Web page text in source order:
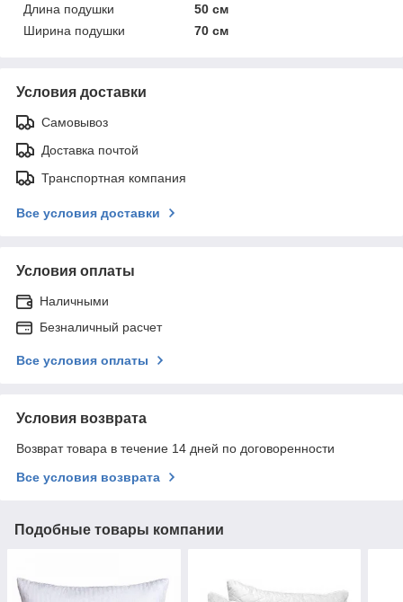
Длина подушки
50 см
Ширина подушки
70 см
Условия доставки
Самовывоз
Доставка почтой
Транспортная компания
Все условия доставки
Условия оплаты
Наличными
Безналичный расчет
Все условия оплаты
Условия возврата
Возврат товара в течение 14 дней по договоренности
Все условия возврата
Подобные товары компании